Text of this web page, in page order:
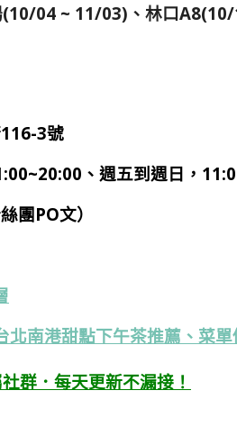
04 ~ 11/03)、林口
3號
、週五到週日，
團PO文）
北南港甜點下午茶推薦、菜
群．每天更新不漏接！